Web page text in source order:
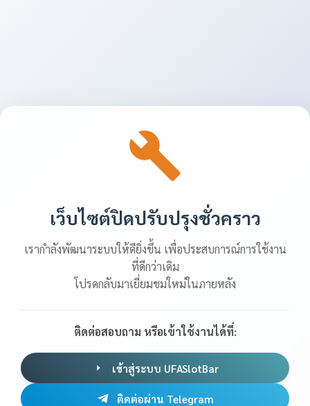
เว็บไซต์ปิดปรับปรุงชั่วคราว
เรากำลังพัฒนาระบบให้ดียิ่งขึ้น เพื่อประสบการณ์การใช้งาน
ที่ดีกว่าเดิม
โปรดกลับมาเยี่ยมชมใหม่ในภายหลัง
ติดต่อสอบถาม หรือเข้าใช้งานได้ที่:
เข้าสู่ระบบ UFASlotBar
ติดต่อผ่าน Telegram